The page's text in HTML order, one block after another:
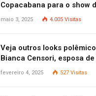
Copacabana para o show
Gaga
maio 3, 2025 4.005 Visitas
Veja outros looks
Bianca Censori, esposa de
West que apareceu nua no
fevereiro 4, 2025 527 Visitas